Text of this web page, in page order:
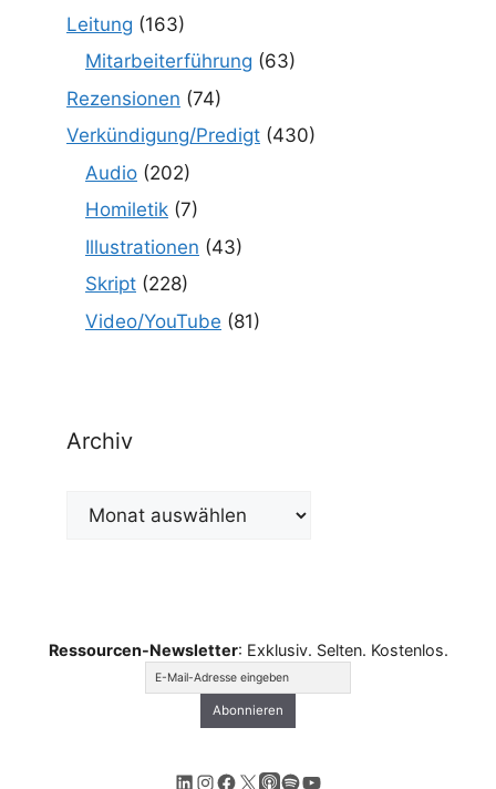
Leitung (163)
Mitarbeiterführung (63)
Rezensionen (74)
Verkündigung/Predigt (430)
Audio (202)
Homiletik (7)
Illustrationen (43)
Skript (228)
Video/YouTube (81)
Archiv
Archiv
Ressourcen-Newsletter: Exklusiv. Selten. Kostenlos.
LinkedIn
Instagram
Facebook
X Apple Podcasts
Spotify
YouTube